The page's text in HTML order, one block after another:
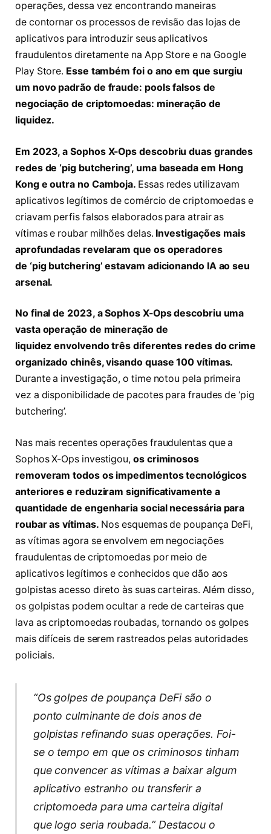
operações, dessa vez encontrando maneiras
de contornar os processos de revisão das lojas de
aplicativos para introduzir seus aplicativos
fraudulentos diretamente na App Store e na Google
Play Store. Esse também foi o ano em que surgiu
um novo padrão de fraude: pools falsos de
negociação de criptomoedas: mineração de
liquidez.
Em 2023, a Sophos X-Ops descobriu duas grandes
redes de ‘pig butchering’, uma baseada em Hong
Kong e outra no Camboja. Essas redes utilizavam
aplicativos legítimos de comércio de criptomoedas e
criavam perfis falsos elaborados para atrair as
vítimas e roubar milhões delas. Investigações mais
aprofundadas revelaram que os operadores
de ‘pig butchering’ estavam adicionando IA ao seu
arsenal.
No final de 2023, a Sophos X-Ops descobriu uma
vasta operação de mineração de
liquidez envolvendo três diferentes redes do crime
organizado chinês, visando quase 100 vítimas.
Durante a investigação, o time notou pela primeira
vez a disponibilidade de pacotes para fraudes de ‘pig
butchering’.
Nas mais recentes operações fraudulentas que a
Sophos X-Ops investigou,os criminosos
removeram todos os impedimentos tecnológicos
anteriores e reduziram significativamente a
quantidade de engenharia social necessária para
roubar as vítimas. Nos esquemas de poupança DeFi,
as vítimas agora se envolvem em negociações
fraudulentas de criptomoedas por meio de
aplicativos legítimos e conhecidos que dão aos
golpistas acesso direto às suas carteiras. Além disso,
os golpistas podem ocultar a rede de carteiras que
lava as criptomoedas roubadas, tornando os golpes
mais difíceis de serem rastreados pelas autoridades
policiais.
“Os golpes de poupança DeFi são o
ponto culminante de dois anos de
golpistas refinando suas operações. Foi-
se o tempo em que os criminosos tinham
que convencer as vítimas a baixar algum
aplicativo estranho ou transferir a
criptomoeda para uma carteira digital
que logo seria roubada.” Destacou o